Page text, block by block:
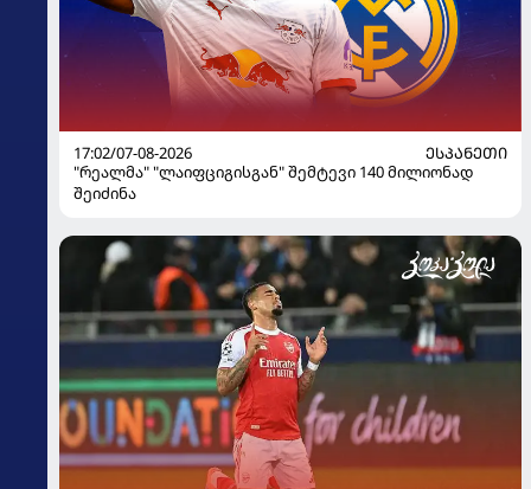
17:02/07-08-2026
ᲔᲡᲞᲐᲜᲔᲗᲘ
"რეალმა" "ლაიფციგისგან" შემტევი 140 მილიონად
შეიძინა